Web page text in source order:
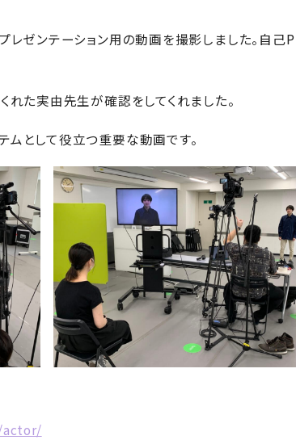
レゼンテーション用の動画を撮影しました。自
れた実由先生が確認をしてくれました。
ムとして役立つ重要な動画です。